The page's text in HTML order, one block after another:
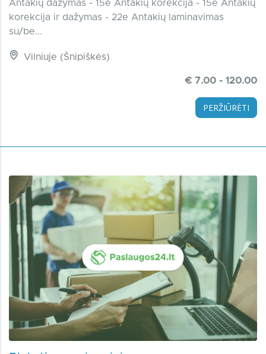
Antakių dažymas - 15e Antakių korekcija - 15e Antakių
korekcija ir dažymas - 22e Antakių laminavimas
su/be...
Vilniuje (Šnipiškės)
€ 7.00 - 120.00
PERŽIŪRĖTI